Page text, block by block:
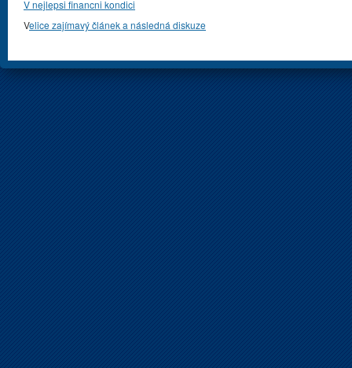
V nejlepsi financni kondici
Velice zajímavý článek a následná diskuze